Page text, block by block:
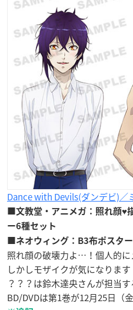
Dance with Devils(ダンデビ)／
■文教堂・アニメガ：照れ顔♥
ー6種セット
■ネオウィング：B3布ポスター
照れ顔の破壊力よ…！個人的
しかしモザイクが気になります
？？？は鈴木達央さんが担当
BD/DVDは第1巻が12月25日（